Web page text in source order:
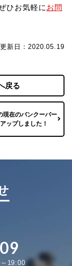
ひお気軽に お問
更新日：2020.05.19
戻る
現在のバンクーバー
ップしました！
19:00